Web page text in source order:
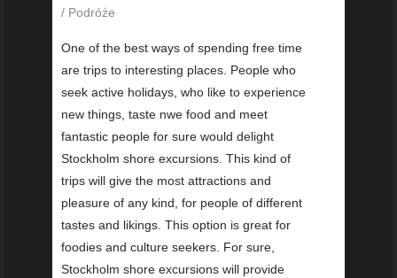
/ Podróże
One of the best ways of spending free time
are trips to interesting places. People who
seek active holidays, who like to experience
new things, taste nwe food and meet
fantastic people for sure would delight
Stockholm shore excursions. This kind of
trips will give the most attractions and
pleasure of any kind, for people of different
tastes and likings. This option is great for
foodies and culture seekers. For sure,
Stockholm shore excursions will provide